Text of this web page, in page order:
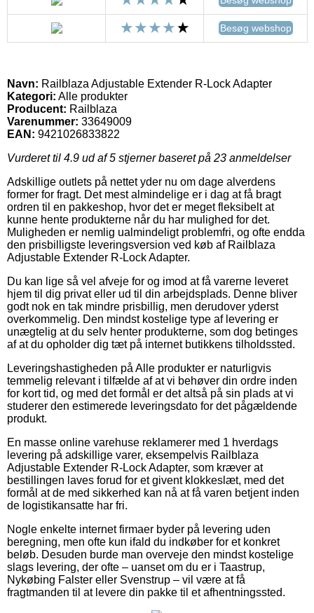
Besøg webshop
Navn: Railblaza Adjustable Extender R-Lock Adapter
Kategori: Alle produkter
Producent: Railblaza
Varenummer: 33649009
EAN: 9421026833822
Vurderet til 4.9 ud af 5 stjerner baseret på 23 anmeldelser
Adskillige outlets på nettet yder nu om dage alverdens
former for fragt. Det mest almindelige er i dag at få bragt
ordren til en pakkeshop, hvor det er meget fleksibelt at
kunne hente produkterne når du har mulighed for det.
Muligheden er nemlig ualmindeligt problemfri, og ofte endda
den prisbilligste leveringsversion ved køb af Railblaza
Adjustable Extender R-Lock Adapter.
Du kan lige så vel afveje for og imod at få varerne leveret
hjem til dig privat eller ud til din arbejdsplads. Denne bliver
godt nok en tak mindre prisbillig, men derudover yderst
overkommelig. Den mindst kostelige type af levering er
unægtelig at du selv henter produkterne, som dog betinges
af at du opholder dig tæt på internet butikkens tilholdssted.
Leveringshastigheden på Alle produkter er naturligvis
temmelig relevant i tilfælde af at vi behøver din ordre inden
for kort tid, og med det formål er det altså på sin plads at vi
studerer den estimerede leveringsdato for det pågældende
produkt.
En masse online varehuse reklamerer med 1 hverdags
levering på adskillige varer, eksempelvis Railblaza
Adjustable Extender R-Lock Adapter, som kræver at
bestillingen laves forud for et givent klokkeslæt, med det
formål at de med sikkerhed kan nå at få varen betjent inden
de logistikansatte har fri.
Nogle enkelte internet firmaer byder på levering uden
beregning, men ofte kun ifald du indkøber for et konkret
beløb. Desuden burde man overveje den mindst kostelige
slags levering, der ofte – uanset om du er i Taastrup,
Nykøbing Falster eller Svenstrup – vil være at få
fragtmanden til at levere din pakke til et afhentningssted.